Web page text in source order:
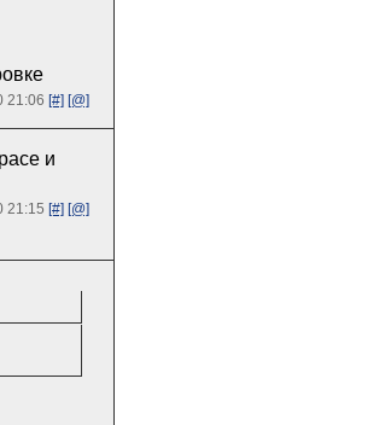
21:06 [#] [@]
и
21:15 [#] [@]